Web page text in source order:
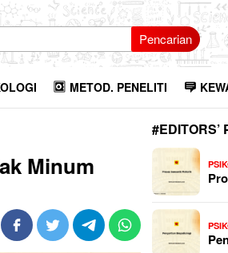
Pencarian
METOD. PENELITI
Minum
#EDITORS’